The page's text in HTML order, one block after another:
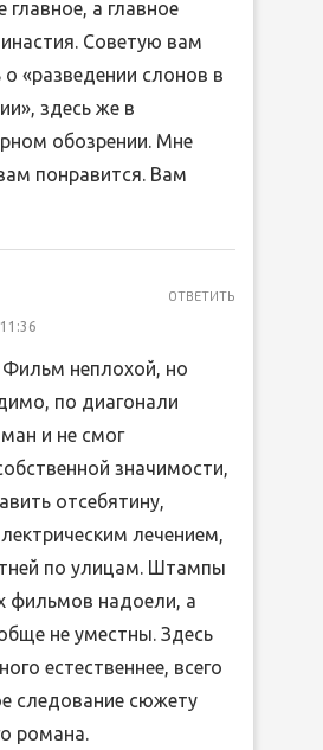
главное, а главное
Советую вам
о «разведении слонов в
здесь же в
обозрении. Мне
понравится. Вам
неплохой, но
по диагонали
и не смог
значимости,
отсебятину,
лечением,
по улицам. Штампы
фильмов надоели, а
не уместны. Здесь
естественнее, всего
следование сюжету
романа.
ОТВЕТИТЬ